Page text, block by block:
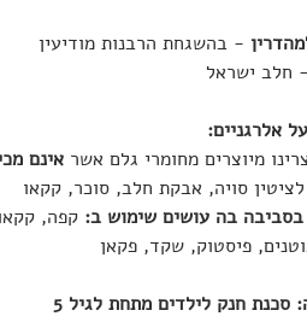
- בהשגחת הרבנות מודיעין
- חלב ישראל
אלרגניים:
מיוצרים מחומרי גלם אשר אינם
לציטין סויה, אבקת חלב, סוכר, קקאו
בסביבה בה עושים שימוש ב: קפה,
פיסטוק, שקד, פקאן
סכנת חנק לילדים מתחת לגיל 5